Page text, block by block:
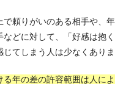
で頼りがいのある相手や、
などに対して、「好感は抱
じてしまう人は少なくありま
る年の差の許容範囲は人に